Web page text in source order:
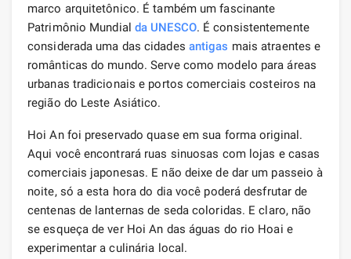
marco arquitetônico. É também um fascinante
Patrimônio Mundial da UNESCO. É consistentemente
considerada uma das cidades antigas mais atraentes e
românticas do mundo. Serve como modelo para áreas
urbanas tradicionais e portos comerciais costeiros na
região do Leste Asiático.
Hoi An foi preservado quase em sua forma original.
Aqui você encontrará ruas sinuosas com lojas e casas
comerciais japonesas. E não deixe de dar um passeio à
noite, só a esta hora do dia você poderá desfrutar de
centenas de lanternas de seda coloridas. E claro, não
se esqueça de ver Hoi An das águas do rio Hoai e
experimentar a culinária local.